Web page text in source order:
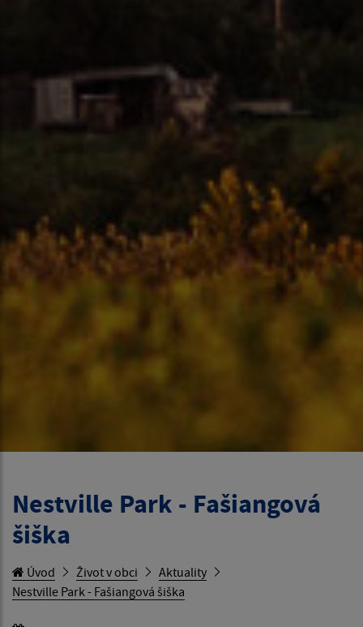
Nestville Park - Fašiangová
šiška
Úvod Život v obci
Aktuality
Nestville Park - Fašiangová šiška